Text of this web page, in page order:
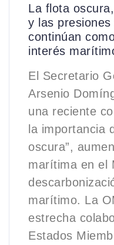
La flota
y las
continúan
interés
El Secretario
Arsenio
una reciente
la importancia
oscura”,
marítima en el
marítimo. La
estrecha
Estados